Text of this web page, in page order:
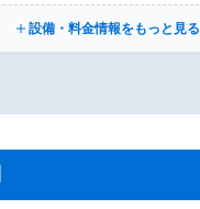
設備・料金情報をもっと見る